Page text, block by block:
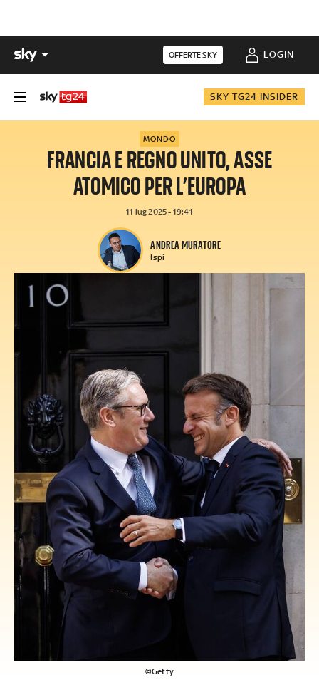
OFFERTE SKY LOGIN
SKY TG24 INSIDER
MONDO
FRANCIA E REGNO UNITO, ASSE
ATOMICO PER L’EUROPA
11 lug 2025 - 19:41
ANDREA MURATORE
Ispi
©Getty